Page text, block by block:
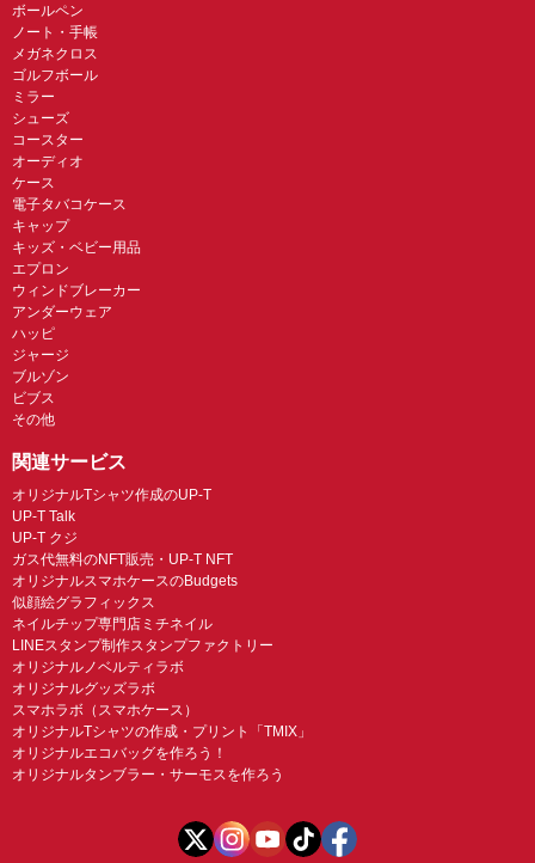
ボールペン
ノート・手帳
メガネクロス
ゴルフボール
ミラー
シューズ
コースター
オーディオ
ケース
電子タバコケース
キャップ
キッズ・ベビー用品
エプロン
ウィンドブレーカー
アンダーウェア
ハッピ
ジャージ
ブルゾン
ビブス
その他
関連サービス
オリジナルTシャツ作成のUP-T
UP-T Talk
UP-T クジ
ガス代無料のNFT販売・UP-T NFT
オリジナルスマホケースのBudgets
似顔絵グラフィックス
ネイルチップ専門店ミチネイル
LINEスタンプ制作スタンプファクトリー
オリジナルノベルティラボ
オリジナルグッズラボ
スマホラボ（スマホケース）
オリジナルTシャツの作成・プリント「TMIX」
オリジナルエコバッグを作ろう！
オリジナルタンブラー・サーモスを作ろう